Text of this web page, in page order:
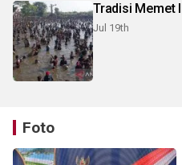
Tradisi Memet
Jul 19th
Foto